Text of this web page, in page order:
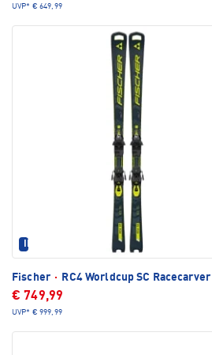
UVP* € 649,99
IM SET ERHÄLTLICH
Fischer · RC4 Worldcup SC Racecarver
€ 749,99
UVP* € 999,99